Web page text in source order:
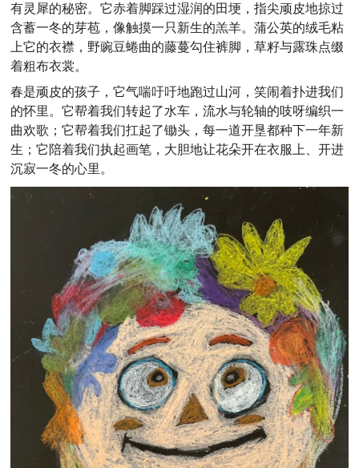
有灵犀的秘密。它赤着脚踩过湿润的田埂，指尖顽皮地掠过
含蓄一冬的芽苞，像触摸一只新生的羔羊。蒲公英的绒毛粘
上它的衣襟，野豌豆蜷曲的藤蔓勾住裤脚，草籽与露珠点缀
着粗布衣裳。
春是顽皮的孩子，它气喘吁吁地跑过山河，笑闹着扑进我们
的怀里。它帮着我们转起了水车，流水与轮轴的吱呀编织一
曲欢歌；它帮着我们扛起了锄头，每一道开垦都种下一年新
生；它陪着我们执起画笔，大胆地让花朵开在衣服上、开进
沉寂一冬的心里。